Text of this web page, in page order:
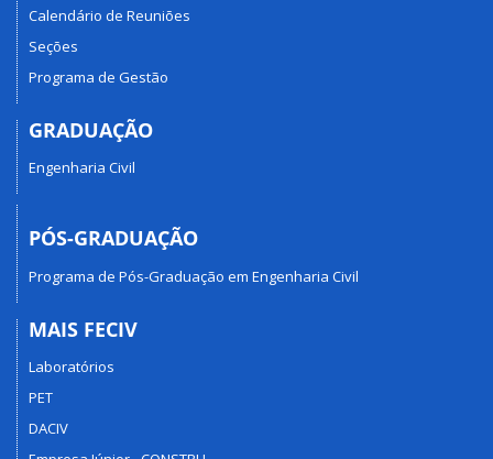
Calendário de Reuniões
Seções
Programa de Gestão
GRADUAÇÃO
Engenharia Civil
PÓS-GRADUAÇÃO
Programa de Pós-Graduação em Engenharia Civil
MAIS FECIV
Laboratórios
PET
DACIV